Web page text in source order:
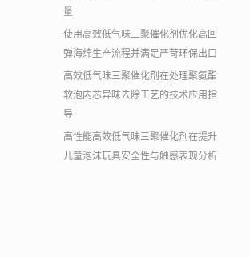
量
使用高效低气味三聚催化剂优化高回
弹海绵生产流程并满足严苛环保出口
高效低气味三聚催化剂在处理聚氨酯
软泡内芯异味去除工艺的技术应用指
导
高性能高效低气味三聚催化剂在提升
儿童泡沫玩具安全性与触感表现分析